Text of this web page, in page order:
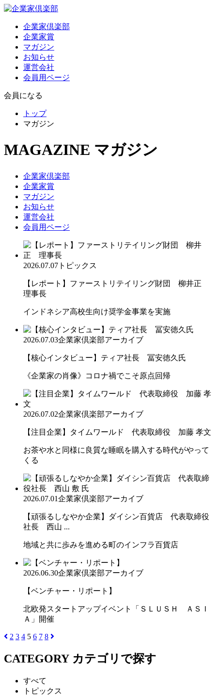
企業家倶楽部
企業家賞
マガジン
お知らせ
運営会社
会員用ページ
会員になる
トップ
マガジン
MAGAZINE マガジン
企業家倶楽部
企業家賞
マガジン
お知らせ
運営会社
会員用ページ
2026.07.07 トピックス
【レポート】ファーストリテイリング財団 柳井正
理事長
インドネシア高校生向け奨学金事業を実施
2026.07.03企業家倶楽部アーカイブ
【核心インタビュー】ティア社長 冨安徳久氏
《企業家の肖像》コロナ禍でこそ原点回帰
2026.07.02企業家倶楽部アーカイブ
【注目企業】タイムワールド 代表取締役 加藤 孝文
お茶や水と同様に良質な睡眠を購入する時代がやって
くる
2026.07.01企業家倶楽部アーカイブ
【頑張るしなやか企業】ダイシン百貨店 代表取締役
社長 西山 ...
地域と共に歩みを進める町のインフラ百貨店
2026.06.30企業家倶楽部アーカイブ
【ベンチャー・リポート】
北欧発スタートアップイベント「ＳＬＵＳＨ ＡＳＩ
Ａ」開催
2 3 4 5 6 7 8
CATEGORY カテゴリで探す
すべて
トピックス